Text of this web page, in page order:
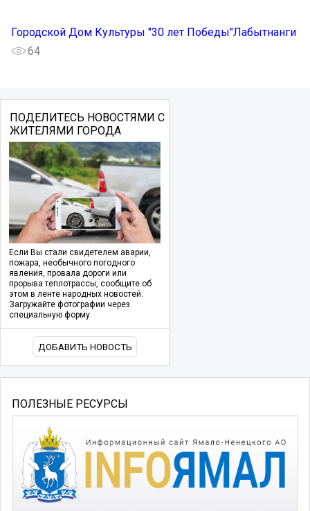
Городской Дом Культуры "30 лет Победы"Лабытнанги
64
ПОДЕЛИТЕСЬ НОВОСТЯМИ С
ЖИТЕЛЯМИ ГОРОДА
Если Вы стали свидетелем аварии,
пожара, необычного погодного
явления, провала дороги или
прорыва теплотрассы, сообщите об
этом в ленте народных новостей.
Загружайте фотографии через
специальную форму.
ДОБАВИТЬ НОВОСТЬ
ПОЛЕЗНЫЕ РЕСУРСЫ